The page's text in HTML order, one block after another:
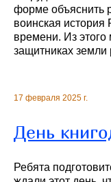
форме объяснить
воинская история
времени. Из
защитниках земли
17 февраля 2025 г.
День
Ребята